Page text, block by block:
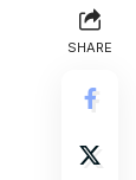
SHARE